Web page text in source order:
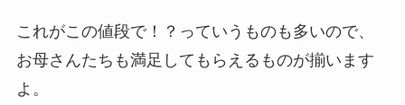
これがこの値段で！？っていうものも多いので、
お母さんたちも満足してもらえるものが揃います
よ。